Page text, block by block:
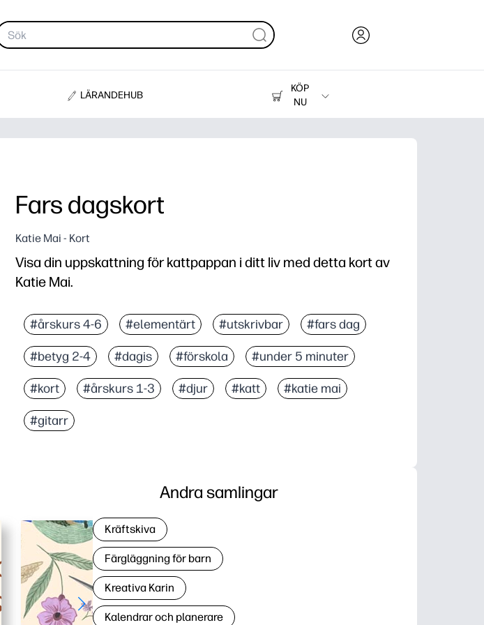
LÄRANDEHUB
KÖP
NU
Skrivare
Fars dagskort
Katie Mai - Kort
Visa din uppskattning för kattpappan i ditt liv med detta kort av
Katie Mai.
#årskurs 4-6 #elementärt #utskrivbar #fars dag
#betyg 2-4 #dagis #förskola #under 5 minuter
#kort #årskurs 1-3 #djur #katt #katie mai
#gitarr
Andra samlingar
Kräftskiva
Färgläggning för barn
Kreativa Karin
Kalendrar och planerare